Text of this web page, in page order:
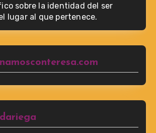
sobre la identidad del ser
lugar al que pertenece.